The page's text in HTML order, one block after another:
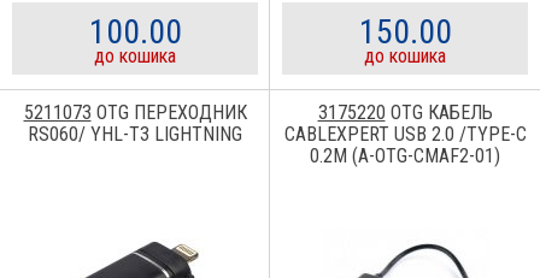
100.00
до кошика
150.00
до кошика
5211073 OTG ПЕРЕХОДНИК
RS060/ YHL-T3 LIGHTNING
3175220 OTG КАБЕЛЬ
CABLEXPERT USB 2.0 /TYPE-C
0.2M (A-OTG-CMAF2-01)